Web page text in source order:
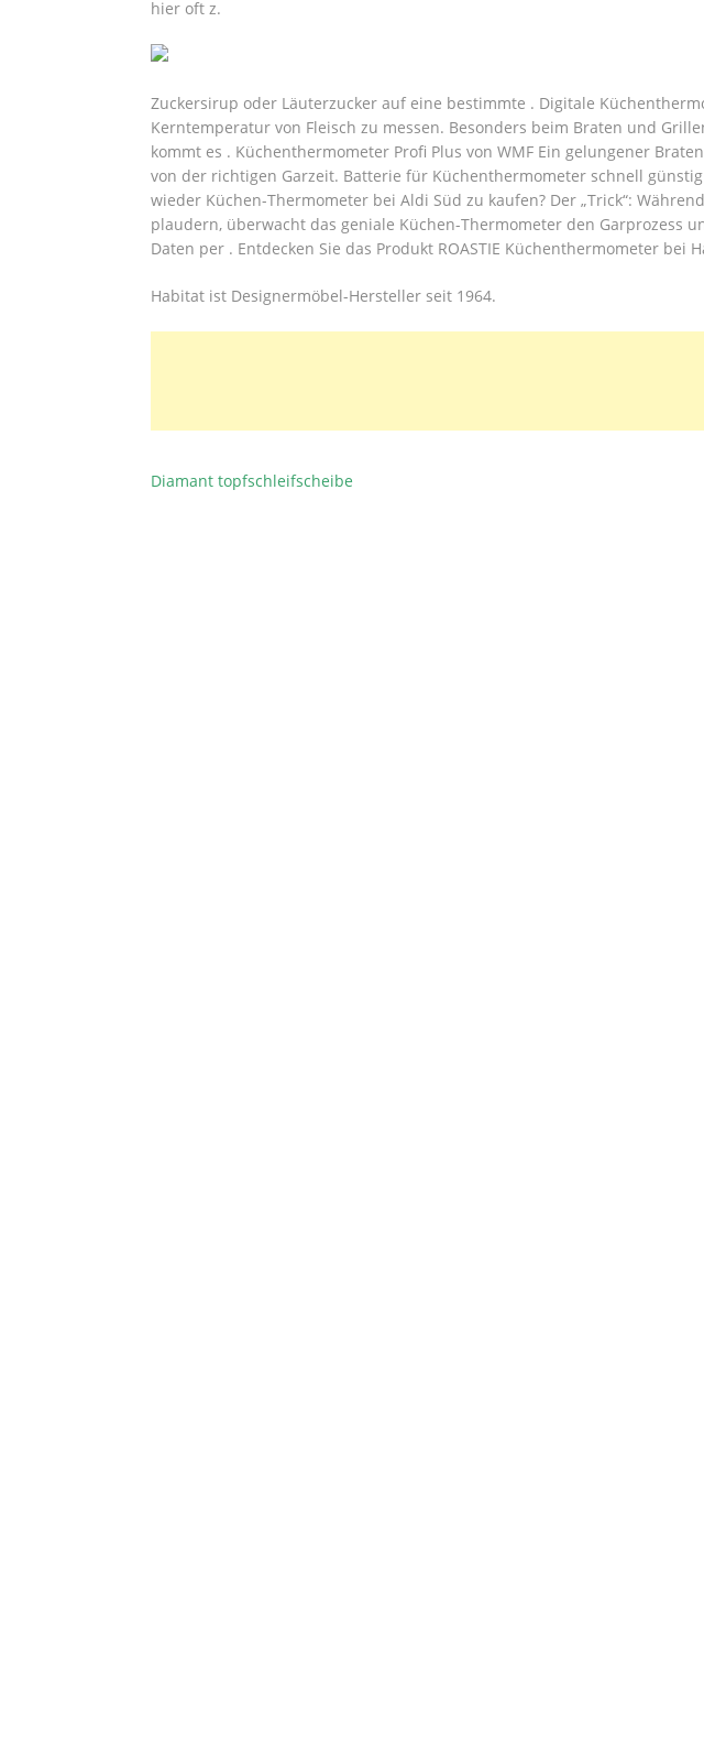
hier oft z.
Zuckersirup oder Läuterzucker auf eine bestimmte . Digitale
Kerntemperatur von Fleisch zu messen. Besonders beim Braten und
kommt es . Küchenthermometer Profi Plus von WMF Ein gelungener
von der richtigen Garzeit. Batterie für Küchenthermometer schnell
wieder Küchen-Thermometer bei Aldi Süd zu kaufen? Der „Trick“:
plaudern, überwacht das geniale Küchen-Thermometer den Garprozess
Daten per . Entdecken Sie das Produkt ROASTIE Küchenthermometer bei
Habitat ist Designermöbel-Hersteller seit 1964.
BEITRAGSNAVIGATION
Diamant topfschleifscheibe